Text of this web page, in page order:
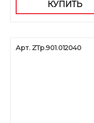
КУПИТЬ
Арт. ZTp.901.012040